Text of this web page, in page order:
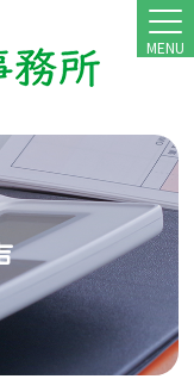
MENU